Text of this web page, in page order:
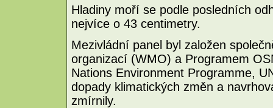
Hladiny moří se podle posledních
nejvíce o 43 centimetry.
Mezivládní panel byl založen
organizací (WMO) a Programem
Nations Environment Programme,
dopady klimatických změn a
zmírnily.